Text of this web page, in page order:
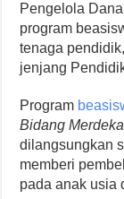
Pengelola
program
tenaga
jenjang
Program
Bidang
dilangsungkan
memberi
pada anak usia